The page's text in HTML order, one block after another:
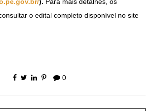
o edital completo disponível no site
0